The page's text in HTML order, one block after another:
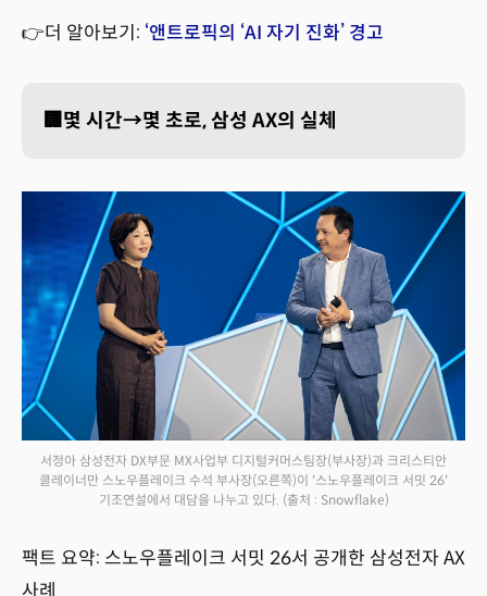
👉더 알아보기: ‘앤트로픽의 ‘AI 자기 진화’ 경고
🏢몇 시간→몇 초로, 삼성 AX의 실체
서정아 삼성전자 DX부문 MX사업부 디지털커머스팀장(부사장)과 크리스티안
클레이너만 스노우플레이크 수석 부사장(오른쪽)이 '스노우플레이크 서밋 26'
기조연설에서 대담을 나누고 있다. (출처 : Snowflake)
팩트 요약: 스노우플레이크 서밋 26서 공개한 삼성전자 AX
사례